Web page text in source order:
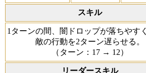
スキル
1ターンの間、闇ドロップが落ちやす
敵の行動を2ターン遅らせる。
（ターン：17 → 12）
リーダースキル